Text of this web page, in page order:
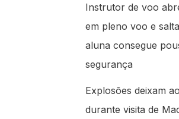
Instrutor de voo
em pleno voo e
aluna consegue
segurança
Explosões deixam
durante visita de